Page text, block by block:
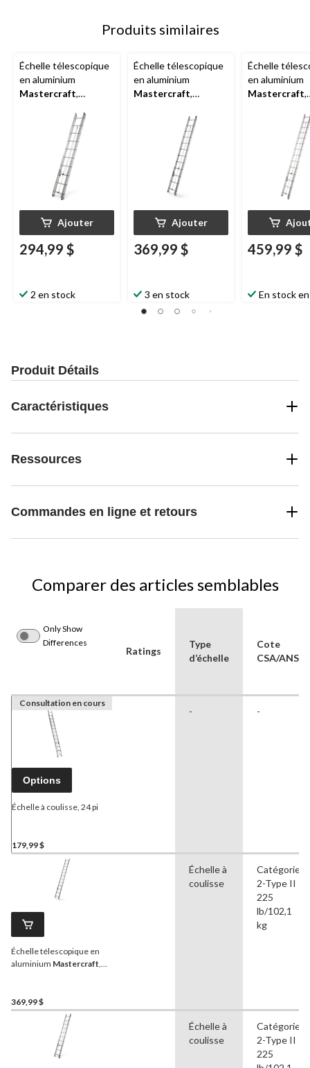
Produits similaires
Échelle télescopique
en aluminium
Mastercraft,
Ajouter
294,99 $
2 en stock
Échelle télescopique
en aluminium
Mastercraft,
Ajouter
369,99 $
3 en stock
Échelle
en aluminium
Mastercraft,
459,99 $
En stock
Produit Détails
Caractéristiques
Ressources
Commandes en ligne et retours
Comparer des articles semblables
Only Show
Differences
Ratings
Type
d’échelle
Cote
CSA/ANSI
Consultation en cours
Options
Échelle à coulisse, 24 pi
179,99 $
- -
Échelle télescopique en
aluminium Mastercraft
369,99 $
Échelle à
coulisse
Catégorie
2-Type II
225
lb/102,1
kg
Échelle à
coulisse
Catégorie
2-Type II
225